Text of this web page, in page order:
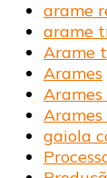
arame
arame
Arame
Arames
gaiola